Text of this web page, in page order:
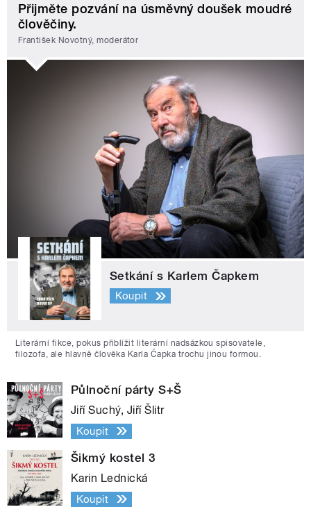
Přijměte pozvání na úsměvný doušek moudré
člověčiny.
František Novotný, moderátor
Setkání s Karlem Čapkem
Koupit
Literární fikce, pokus přiblížit literární nadsázkou spisovatele,
filozofa, ale hlavně člověka Karla Čapka trochu jinou formou.
Půlnoční párty S+Š
Jiří Suchý, Jiří Šlitr
Koupit
Šikmý kostel 3
Karin Lednická
Koupit